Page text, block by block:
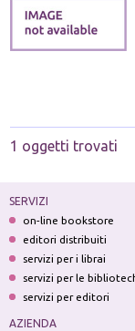
1 oggetti trovati
SERVIZI
on-line bookstore
editori distribuiti
servizi per i librai
servizi per le
servizi per editori
AZIENDA